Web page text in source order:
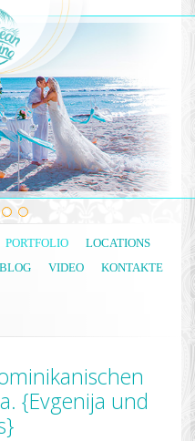
PORTFOLIO
LOCATIONS
BLOG VIDEO KONTAKTE
{Evgenija und